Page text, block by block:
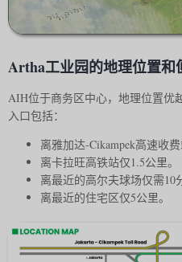
Artha工业园的地理位置和
AIH位于商务区中心，地理位置优
入口包括：
离雅加达-Cikampek高速收
离卡拉旺高铁站仅1.5公里。
离最近的高尔夫球场仅需10
离最近的住宅区仅5公里。